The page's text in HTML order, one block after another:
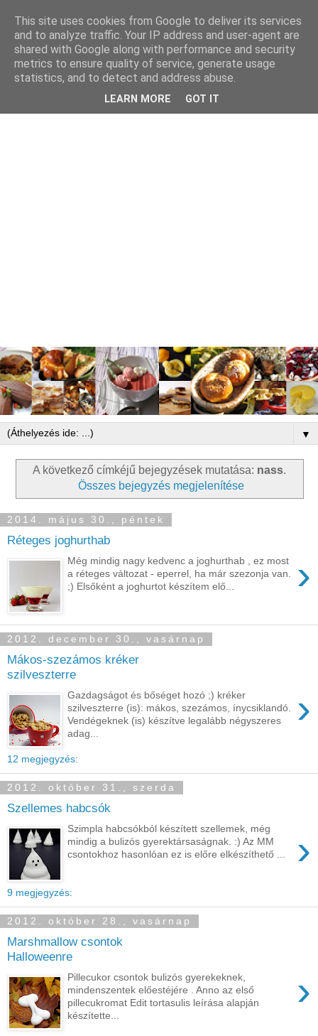
▼
A következő címkéjű bejegyzések mutatása: nass.
Összes bejegyzés megjelenítése
2014. május 30., péntek
Réteges joghurthab
›
Még mindig nagy kedvenc a joghurthab , ez most
a réteges változat - eperrel, ha már szezonja van.
;) Elsőként a joghurtot készítem elő...
2012. december 30., vasárnap
Mákos-szezámos kréker
szilveszterre
›
Gazdagságot és bőséget hozó ;) kréker
szilveszterre (is): mákos, szezámos, ínycsiklandó.
Vendégeknek (is) készítve legalább négyszeres
adag...
12 megjegyzés:
2012. október 31., szerda
Szellemes habcsók
›
Szimpla habcsókból készített szellemek, még
mindig a bulizós gyerektársaságnak. :) Az MM
csontokhoz hasonlóan ez is előre elkészíthető ...
9 megjegyzés:
2012. október 28., vasárnap
Marshmallow csontok
Halloweenre
›
Pillecukor csontok bulizós gyerekeknek,
mindenszentek előestéjére . Anno az első
pillecukromat Edit tortasulis leírása alapján
készítette...
This site uses cookies from Google to deliver its services
and to analyze traffic. Your IP address and user-agent are
shared with Google along with performance and security
metrics to ensure quality of service, generate usage
statistics, and to detect and address abuse.
LEARN MORE GOT IT